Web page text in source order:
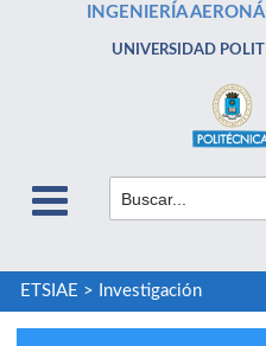
INGENIERÍA
UNIVERSIDAD
ETSIAE > Investigación